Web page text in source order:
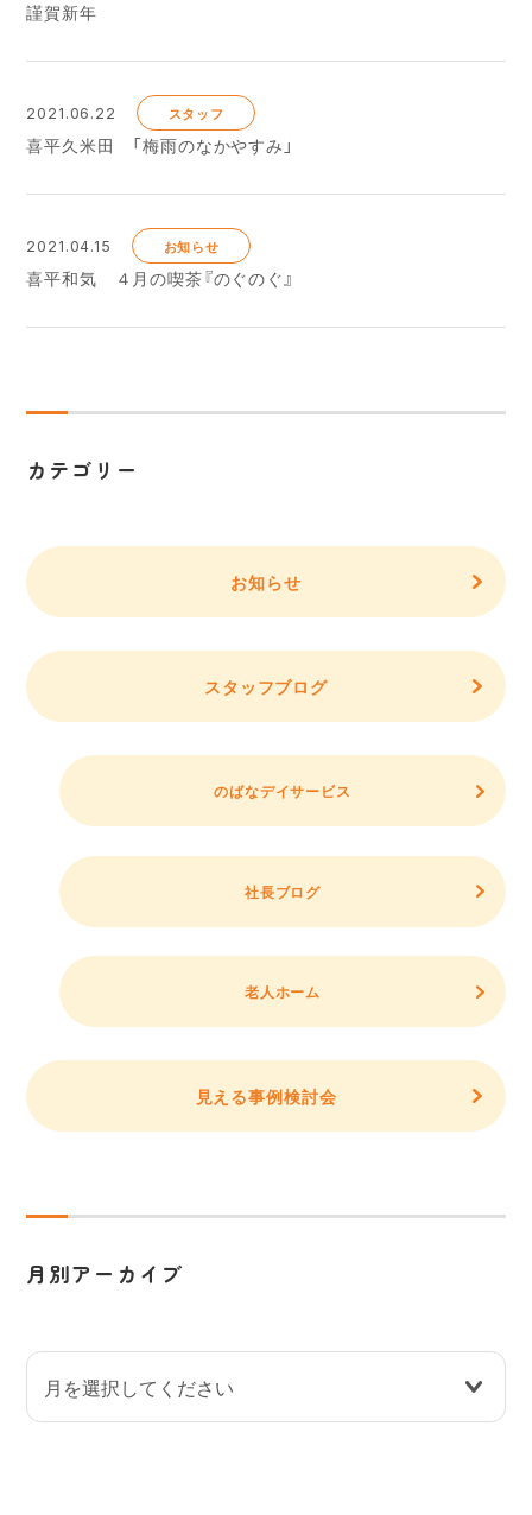
謹賀新年
2021.06.22 スタッフ
喜平久米田 「梅雨のなかやすみ」
2021.04.15 お知らせ
喜平和気 ４月の喫茶『のぐのぐ』
カテゴリー
お知らせ
スタッフブログ
のばなデイサービス
社長ブログ
老人ホーム
見える事例検討会
月別アーカイブ